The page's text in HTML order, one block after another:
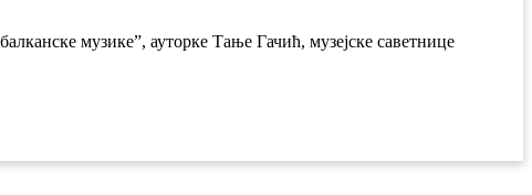
музике”, ауторке Тање Гачић, музејске саветнице